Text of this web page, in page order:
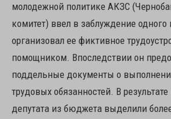
молодежной политике АКЗС
комитет) ввел в заблуждение одного
организовал ее фиктивное
помощником. Впоследствии он
поддельные документы о
трудовых обязанностей. В
депутата из бюджета выделили